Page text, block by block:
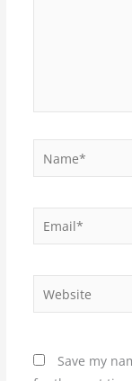
Email*
Website
Save my